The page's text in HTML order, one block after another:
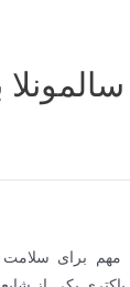
مهم برای